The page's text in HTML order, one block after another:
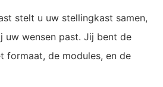
stelt u uw stellingkast samen,
uw wensen past. Jij bent de
formaat, de modules, en de